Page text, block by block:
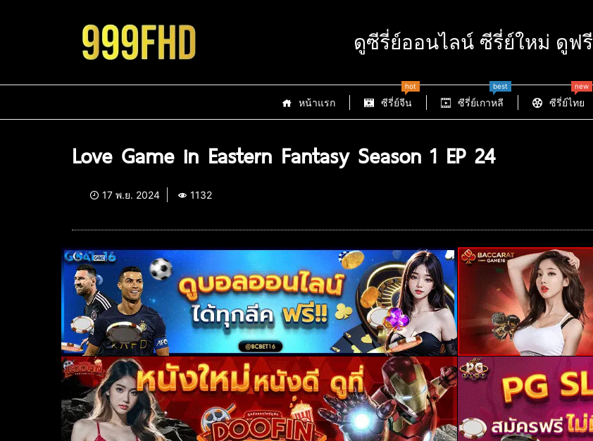
ดูซีรี่ย์ออนไลน์ ซีรี่ย์ใหม่ ดูฟรี
หน้าแรก ซีรี่ย์จีน
hot
ซีรี่ย์เกาหลี
best
ซีรี่ย์ไทย
new
Love Game in Eastern Fantasy Season 1 EP 24
17 พ.ย. 2024 1132